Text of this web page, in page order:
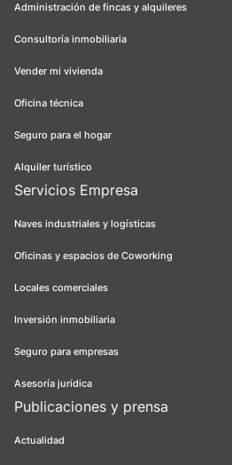
Administración de fincas y alquileres
Consultoría inmobiliaria
Vender mi vivienda
Oficina técnica
Seguro para el hogar
Alquiler turístico
Servicios Empresa
Naves industriales y logísticas
Oficinas y espacios de Coworking
Locales comerciales
Inversión inmobiliaria
Seguro para empresas
Asesoría jurídica
Publicaciones y prensa
Actualidad